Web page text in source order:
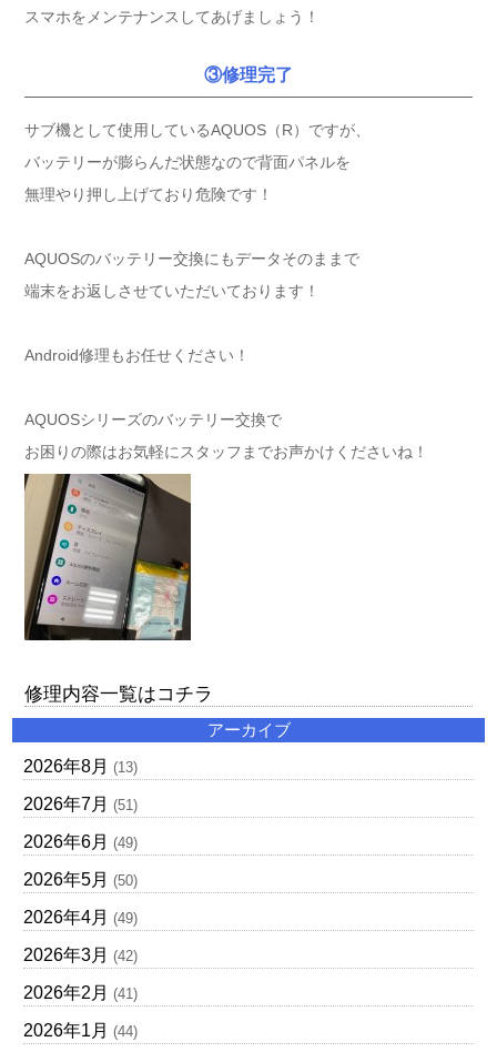
スマホをメンテナンスしてあげましょう！
③修理完了
サブ機として使用しているAQUOS（R）ですが、
バッテリーが膨らんだ状態なので背面パネルを
無理やり押し上げており危険です！
AQUOSのバッテリー交換にもデータそのままで
端末をお返しさせていただいております！
Android修理もお任せください！
AQUOSシリーズのバッテリー交換で
お困りの際はお気軽にスタッフまでお声かけくださいね！
修理内容一覧はコチラ
アーカイブ
2026年8月 (13)
2026年7月 (51)
2026年6月 (49)
2026年5月 (50)
2026年4月 (49)
2026年3月 (42)
2026年2月 (41)
2026年1月 (44)